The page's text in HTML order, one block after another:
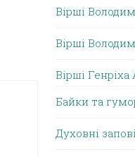
Вірші
Вірші
Вірші Генріха
Байки та
Духовні